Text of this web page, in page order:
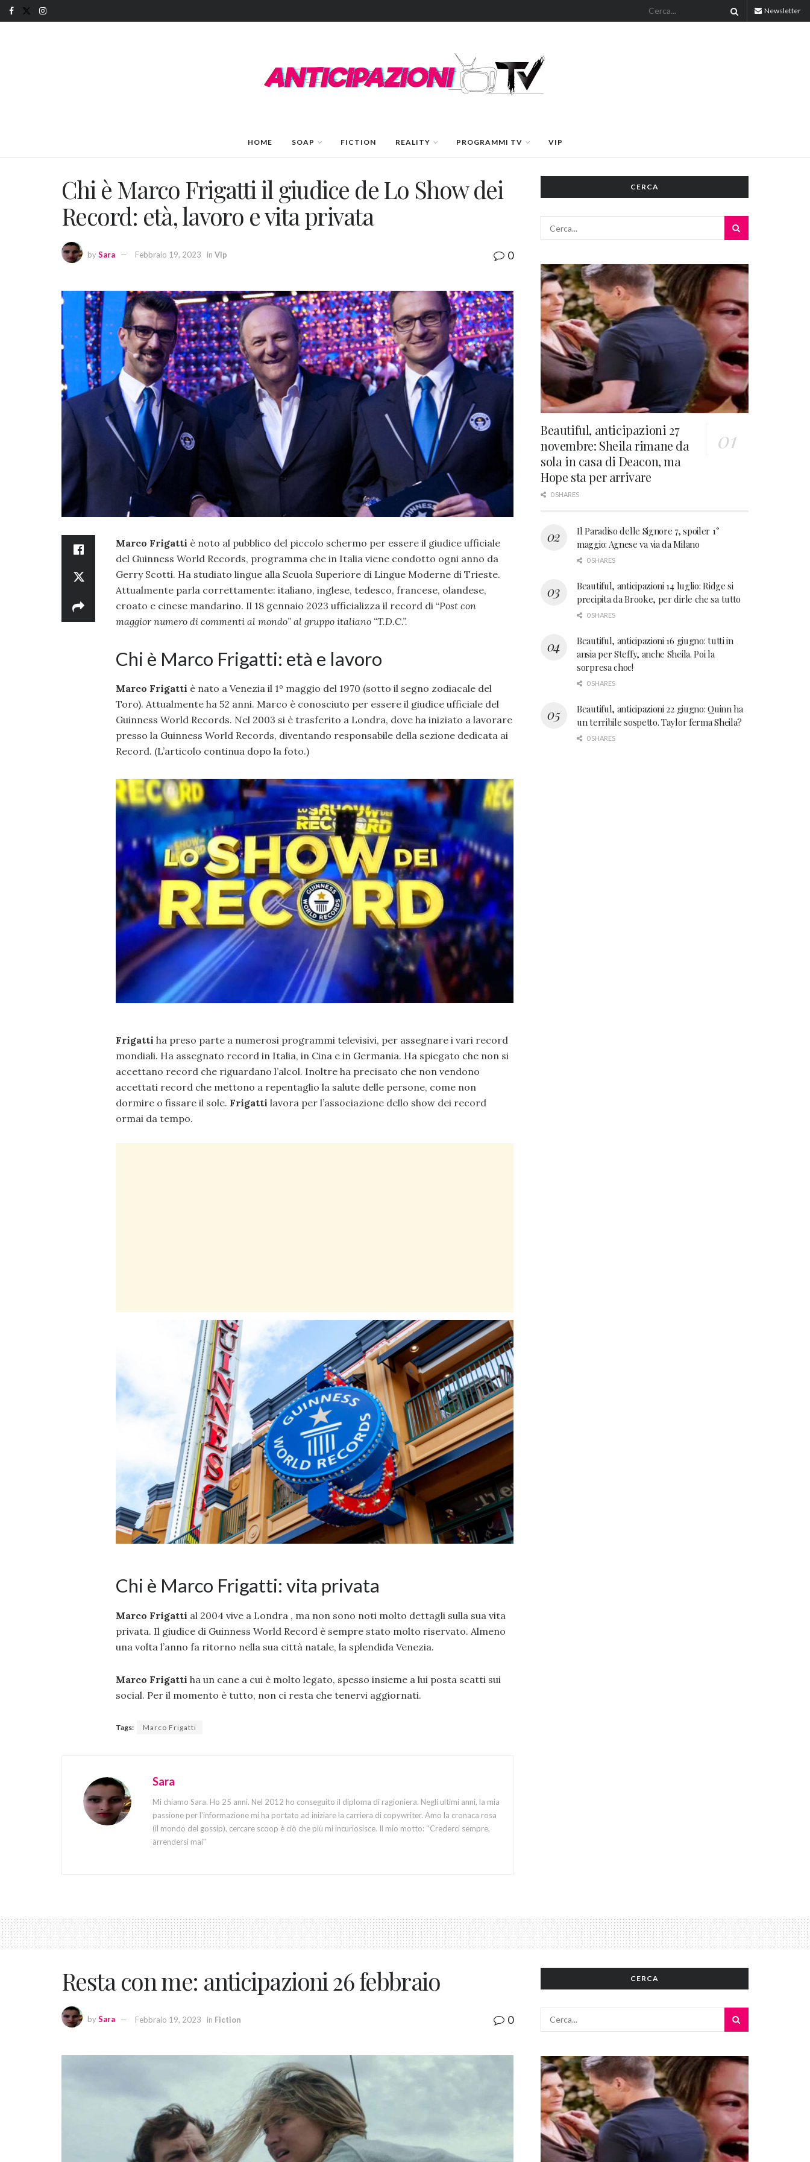
Newsletter
HOME SOAP FICTION REALITY PROGRAMMI TV VIP
Chi è Marco Frigatti il giudice de Lo Show dei
Record: età, lavoro e vita privata
bySara Febbraio 19, 2023 in Vip 0
Marco Frigatti è noto al pubblico del piccolo schermo per essere il giudice ufficiale
del Guinness World Records, programma che in Italia viene condotto ogni anno da
Gerry Scotti. Ha studiato lingue alla Scuola Superiore di Lingue Moderne di Trieste.
Attualmente parla correttamente: italiano, inglese, tedesco, francese, olandese,
croato e cinese mandarino. Il 18 gennaio 2023 ufficializza il record di “Post con
maggior numero di commenti al mondo” al gruppo italiano “T.D.C.”.
Chi è Marco Frigatti: età e lavoro
Marco Frigatti è nato a Venezia il 1º maggio del 1970 (sotto il segno zodiacale del
Toro). Attualmente ha 52 anni. Marco è conosciuto per essere il giudice ufficiale del
Guinness World Records. Nel 2003 si è trasferito a Londra, dove ha iniziato a lavorare
presso la Guinness World Records, diventando responsabile della sezione dedicata ai
Record. (L’articolo continua dopo la foto.)
Frigatti ha preso parte a numerosi programmi televisivi, per assegnare i vari record
mondiali. Ha assegnato record in Italia, in Cina e in Germania. Ha spiegato che non si
accettano record che riguardano l’alcol. Inoltre ha precisato che non vendono
accettati record che mettono a repentaglio la salute delle persone, come non
dormire o fissare il sole. Frigatti lavora per l’associazione dello show dei record
ormai da tempo.
Chi è Marco Frigatti: vita privata
Marco Frigatti al 2004 vive a Londra , ma non sono noti molto dettagli sulla sua vita
privata. Il giudice di Guinness World Record è sempre stato molto riservato. Almeno
una volta l’anno fa ritorno nella sua città natale, la splendida Venezia.
Marco Frigatti ha un cane a cui è molto legato, spesso insieme a lui posta scatti sui
social. Per il momento è tutto, non ci resta che tenervi aggiornati.
Tags: Marco Frigatti
Sara
Mi chiamo Sara. Ho 25 anni. Nel 2012 ho conseguito il diploma di ragioniera. Negli ultimi anni, la mia
passione per l'informazione mi ha portato ad iniziare la carriera di copywriter. Amo la cronaca rosa
(il mondo del gossip), cercare scoop è ciò che più mi incuriosisce. Il mio motto: ''Crederci sempre,
arrendersi mai''
CERCA
Beautiful, anticipazioni 27
novembre: Sheila rimane da
sola in casa di Deacon, ma
Hope sta per arrivare
0 SHARES
Il Paradiso delle Signore 7, spoiler 1°
maggio: Agnese va via da Milano
0 SHARES
Beautiful, anticipazioni 14 luglio: Ridge si
precipita da Brooke, per dirle che sa tutto
0 SHARES
Beautiful, anticipazioni 16 giugno: tutti in
ansia per Steffy, anche Sheila. Poi la
sorpresa choc!
0 SHARES
Beautiful, anticipazioni 22 giugno: Quinn ha
un terribile sospetto. Taylor ferma Sheila?
0 SHARES
Resta con me: anticipazioni 26 febbraio
bySara Febbraio 19, 2023 in Fiction 0
CERCA